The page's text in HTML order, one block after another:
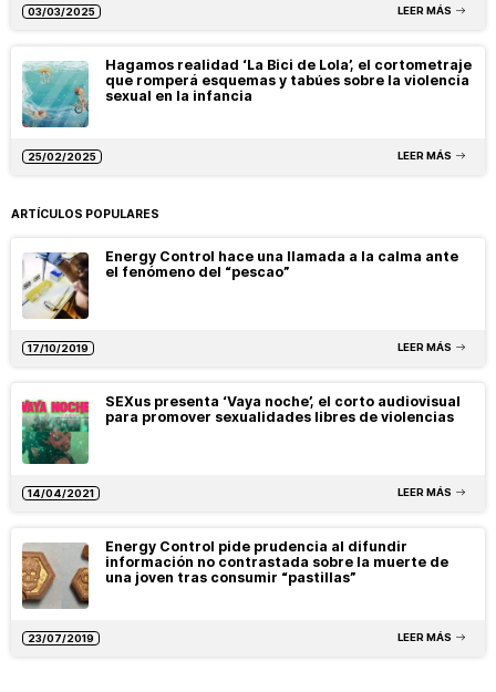
03/03/2025 LEER MÁS
Hagamos realidad ‘La Bici de Lola’, el cortometraje
que romperá esquemas y tabúes sobre la violencia
sexual en la infancia
25/02/2025 LEER MÁS
ARTÍCULOS POPULARES
Energy Control hace una llamada a la calma ante
el fenómeno del “pescao”
17/10/2019 LEER MÁS
SEXus presenta ‘Vaya noche’, el corto audiovisual
para promover sexualidades libres de violencias
14/04/2021 LEER MÁS
Energy Control pide prudencia al difundir
información no contrastada sobre la muerte de
una joven tras consumir “pastillas”
23/07/2019 LEER MÁS